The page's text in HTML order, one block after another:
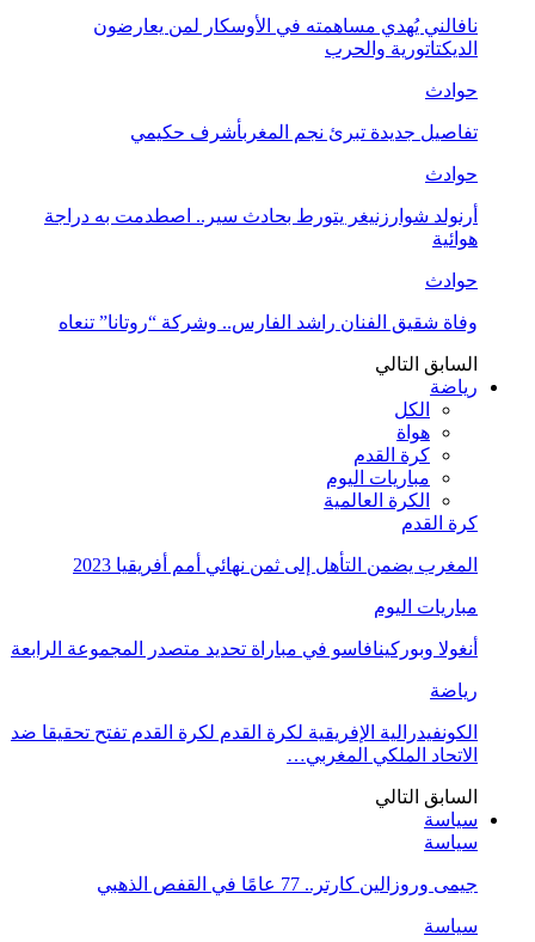
نافالني يُهدي مساهمته في الأوسكار لمن يعارضون
الديكتاتورية والحرب
حوادث
تفاصيل جديدة تبرئ نجم المغربأشرف حكيمي
حوادث
أرنولد شوارزنيغر يتورط بحادث سير.. اصطدمت به دراجة
هوائية
حوادث
وفاة شقيق الفنان راشد الفارس.. وشركة “روتانا” تنعاه
السابق التالي
رياضة
الكل
هواة
كرة القدم
مباريات اليوم
الكرة العالمية
كرة القدم
المغرب يضمن التأهل إلى ثمن نهائي أمم أفريقيا 2023
مباريات اليوم
أنغولا وبوركينافاسو في مباراة تحديد متصدر المجموعة الرابعة
رياضة
الكونفيدرالية الإفريقية لكرة القدم لكرة القدم تفتح تحقيقا ضد
الاتحاد الملكي المغربي…
السابق التالي
سياسة
سياسة
جيمى وروزالين كارتر.. 77 عامًا في القفص الذهبي
سياسة